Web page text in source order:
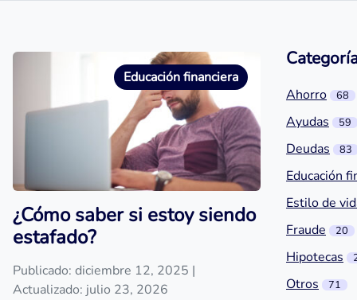
Educación financiera
¿Cómo saber si estoy siendo
estafado?
Publicado: diciembre 12, 2025 |
Actualizado: julio 23, 2026
Ahorro 68
Ayudas 59
Deudas 83
Educación
Estilo de
Fraude
20
Hipotecas
Otros 71